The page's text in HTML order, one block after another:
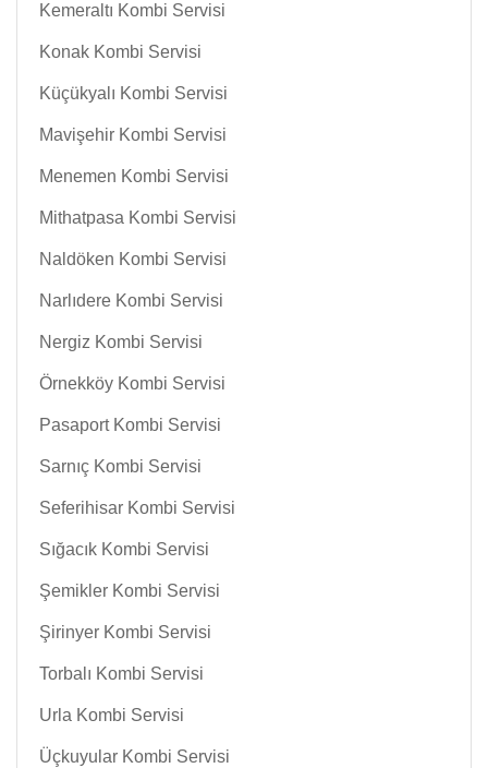
Kemeraltı Kombi Servisi
Konak Kombi Servisi
Küçükyalı Kombi Servisi
Mavişehir Kombi Servisi
Menemen Kombi Servisi
Mithatpasa Kombi Servisi
Naldöken Kombi Servisi
Narlıdere Kombi Servisi
Nergiz Kombi Servisi
Örnekköy Kombi Servisi
Pasaport Kombi Servisi
Sarnıç Kombi Servisi
Seferihisar Kombi Servisi
Sığacık Kombi Servisi
Şemikler Kombi Servisi
Şirinyer Kombi Servisi
Torbalı Kombi Servisi
Urla Kombi Servisi
Üçkuyular Kombi Servisi